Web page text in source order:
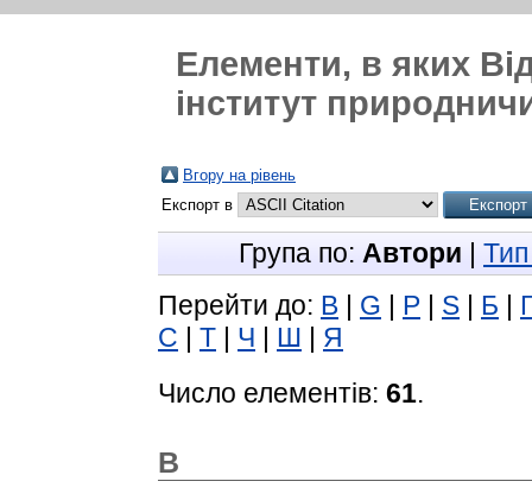
Елементи, в яких
інститут
Вгору на рівень
Експорт в
Група по: Автори |
Перейти до: B | G | P | S | Б |
С | Т | Ч | Ш | Я
Число елементів: 61.
B